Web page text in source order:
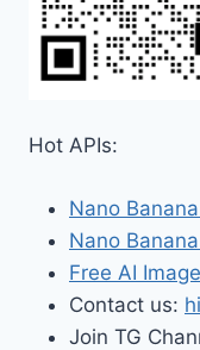
Hot APIs:
Nano
Nano
Free AI
Contact us:
Join TG